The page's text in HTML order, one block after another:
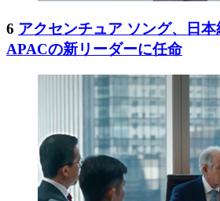
6 アクセンチュア ソング、日
APACの新リーダーに任命